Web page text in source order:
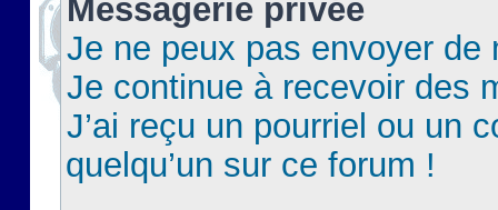
Messagerie privée
Je ne peux pas envoyer de
Je continue à recevoir des
J’ai reçu un pourriel ou un
quelqu’un sur ce forum !